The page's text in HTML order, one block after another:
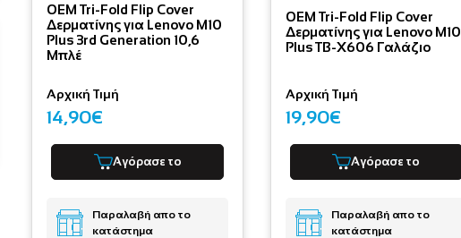
OEM Tri-Fold Flip Cover
Δερματίνης για Lenovo M10
Plus 3rd Generation 10,6
Μπλέ
Αρχική Τιμή
14,90€
Αγόρασε το
Παραλαβή απο το
κατάστημα
OEM Tri-Fold Flip Cover
Δερματίνης για Lenovo M10
Plus TB-X606 Γαλάζιο
Αρχική Τιμή
19,90€
Αγόρασε το
Παραλαβή απο το
κατάστημα